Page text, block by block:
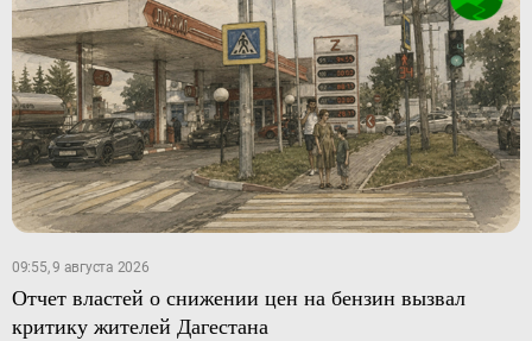
09:55, 9 августа 2026
Отчет властей о снижении цен на бензин вызвал
критику жителей Дагестана